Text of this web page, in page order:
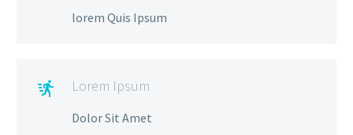
lorem Quis Ipsum
 Lorem Ipsum
Dolor Sit Amet